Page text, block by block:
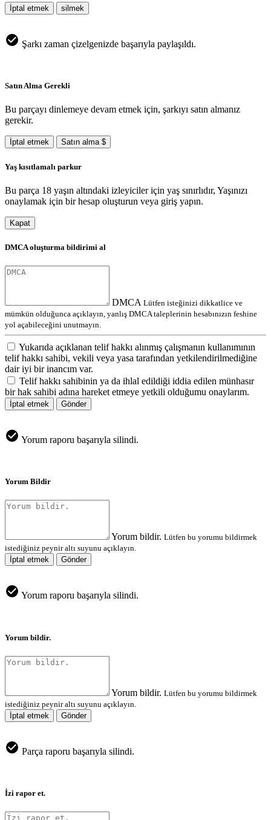
İptal etmek silmek
Şarkı zaman çizelgenizde başarıyla paylaşıldı.
Satın Alma Gerekli
Bu parçayı dinlemeye devam etmek için, şarkıyı satın almanız
gerekir.
İptal etmek Satın alma $
Yaş kısıtlamalı parkur
Bu parça 18 yaşın altındaki izleyiciler için yaş sınırlıdır, Yaşınızı
onaylamak için bir hesap oluşturun veya giriş yapın.
Kapat
DMCA oluşturma bildirimi al
DMCA Lütfen isteğinizi dikkatlice ve
mümkün olduğunca açıklayın, yanlış DMCA taleplerinin hesabınızın feshine
yol açabileceğini unutmayın.
Yukarıda açıklanan telif hakkı alınmış çalışmanın kullanımının
telif hakkı sahibi, vekili veya yasa tarafından yetkilendirilmediğine
dair iyi bir inancım var.
Telif hakkı sahibinin ya da ihlal edildiği iddia edilen münhasır
bir hak sahibi adına hareket etmeye yetkili olduğumu onaylarım.
İptal etmek Gönder
Yorum raporu başarıyla silindi.
Yorum Bildir
Yorum bildir. Lütfen bu yorumu bildirmek
istediğiniz peynir altı suyunu açıklayın.
İptal etmek
Gönder
Yorum raporu başarıyla silindi.
Yorum bildir.
Yorum bildir. Lütfen bu yorumu bildirmek
istediğiniz peynir altı suyunu açıklayın.
İptal etmek
Gönder
Parça raporu başarıyla silindi.
İzi rapor et.